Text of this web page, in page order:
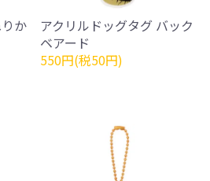
か
アクリルドッグタグ バック
ベアード
550円(税50円)